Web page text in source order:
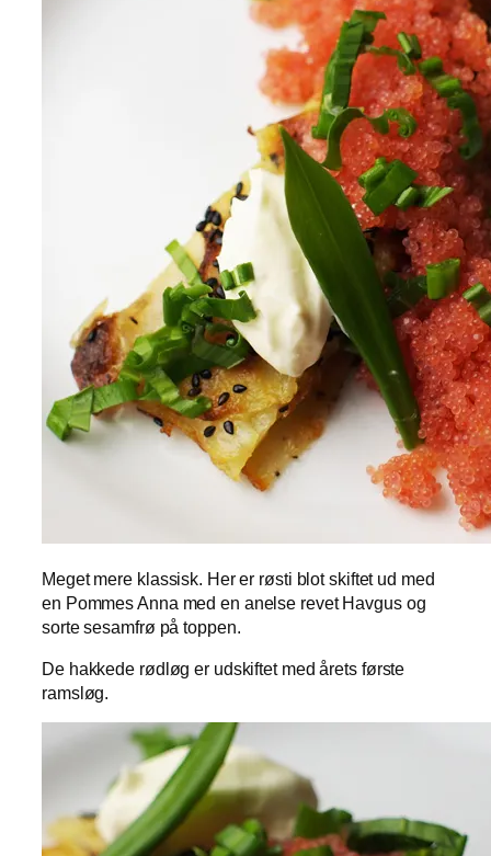
Meget mere klassisk. Her er røsti blot skiftet ud med
en Pommes Anna med en anelse revet Havgus og
sorte sesamfrø på toppen.
De hakkede rødløg er udskiftet med årets første
ramsløg.